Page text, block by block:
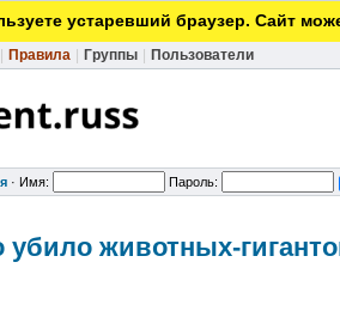
устаревший браузер. Сайт
Правила Группы Пользователи
· Имя: Пароль:
убило животных-